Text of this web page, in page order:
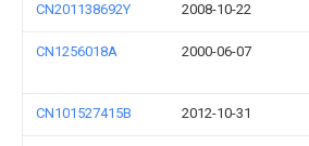
CN201138692Y 2008-10-22
CN1256018A 2000-06-07
CN101527415B 2012-10-31